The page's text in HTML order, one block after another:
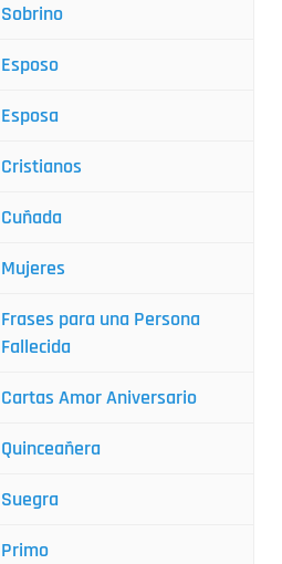
Sobrino
Esposo
Esposa
Cristianos
Cuñada
Mujeres
Frases para una Persona
Fallecida
Cartas Amor Aniversario
Quinceañera
Suegra
Primo